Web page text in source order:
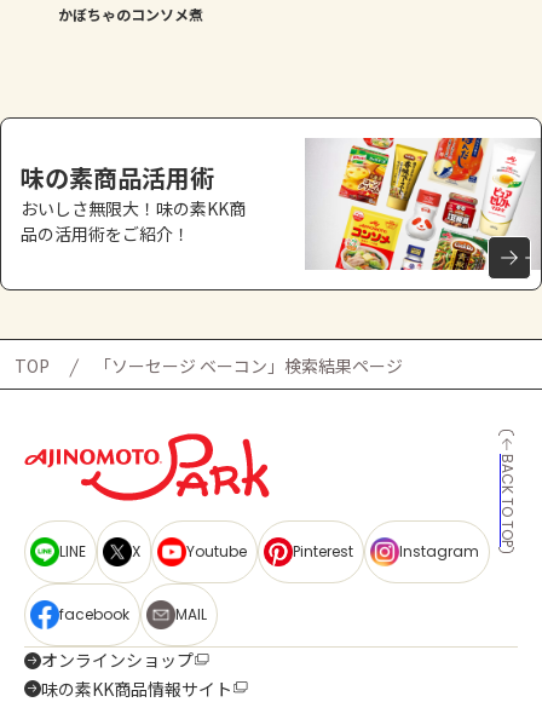
かぼちゃのコンソメ煮
味の素商品活用術
おいしさ無限大！味の素KK商
品の活用術をご紹介！
TOP 「ソーセージ ベーコン」検索結果ページ
BACK TO TOP
LINE X Youtube Pinterest Instagram
facebook MAIL
オンラインショップ
味の素KK商品情報サイト